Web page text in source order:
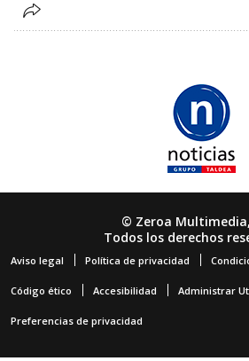
© Zeroa Multimedia,
Todos los derechos
Aviso legal Política de privacidad
Código ético Accesibilidad Administrar
Preferencias de privacidad